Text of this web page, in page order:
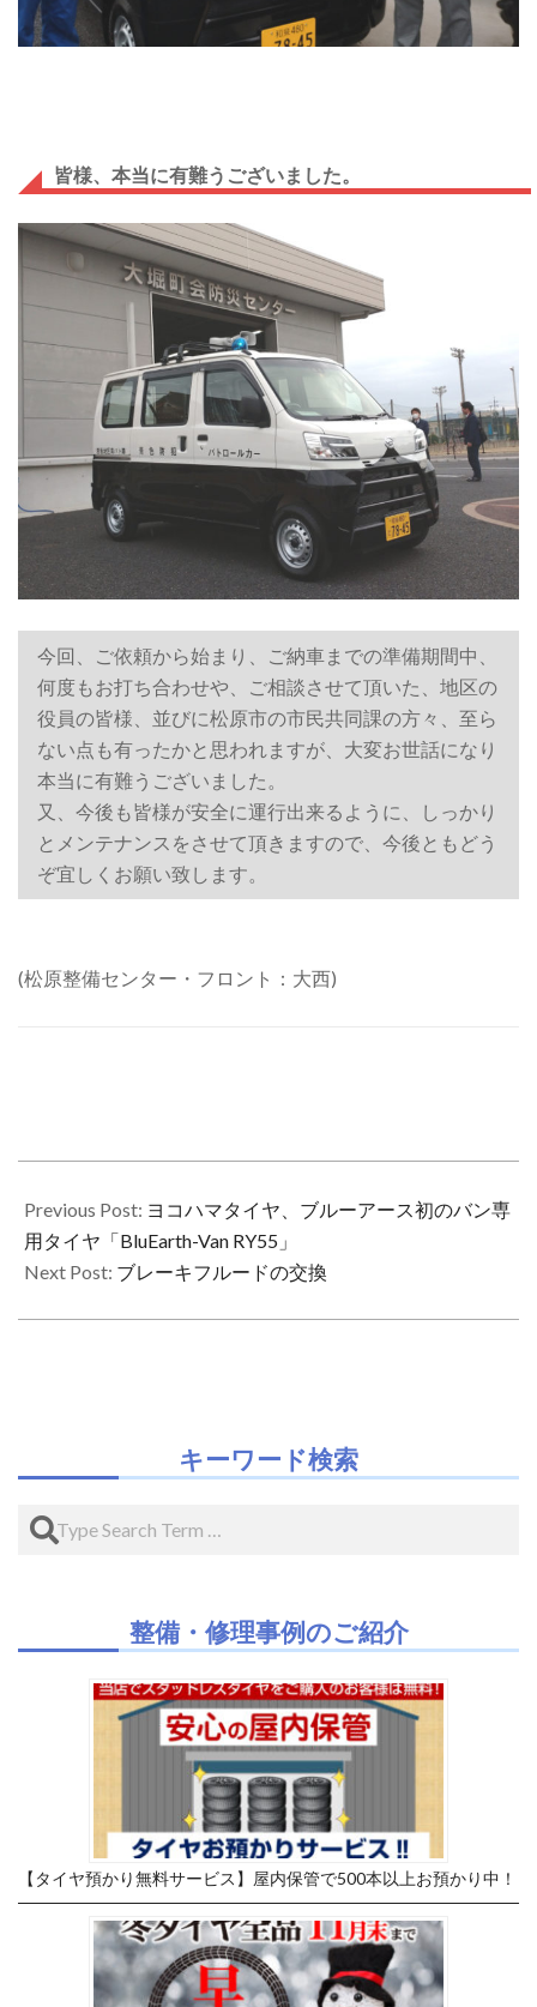
皆様、本当に有難うございました。
今回、ご依頼から始まり、ご納車までの準備期間中、
何度もお打ち合わせや、ご相談させて頂いた、地区の
役員の皆様、並びに松原市の市民共同課の方々、至ら
ない点も有ったかと思われますが、大変お世話になり
本当に有難うございました。
又、今後も皆様が安全に運行出来るように、しっかり
とメンテナンスをさせて頂きますので、今後ともどう
ぞ宜しくお願い致します。
(松原整備センター・フロント：大西)
02-
23
Previous Post: ヨコハマタイヤ、ブルーアース初のバン専
用タイヤ「BluEarth-Van RY55」
Next Post: ブレーキフルードの交換
キーワード検索
Search
整備・修理事例のご紹介
【タイヤ預かり無料サービス】屋内保管で500本以上お預かり中！